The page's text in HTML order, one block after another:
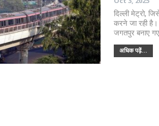
दिल्ली मेट्रो,
करने जा रही है।
जगतपुर बनाए
अधिक पढ़ें...